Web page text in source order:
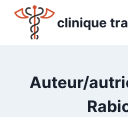
contenu
clinique
Auteur/